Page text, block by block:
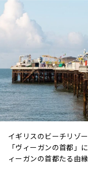
イギリスのビーチリゾ
「ヴィーガンの首都」
ィーガンの首都たる由